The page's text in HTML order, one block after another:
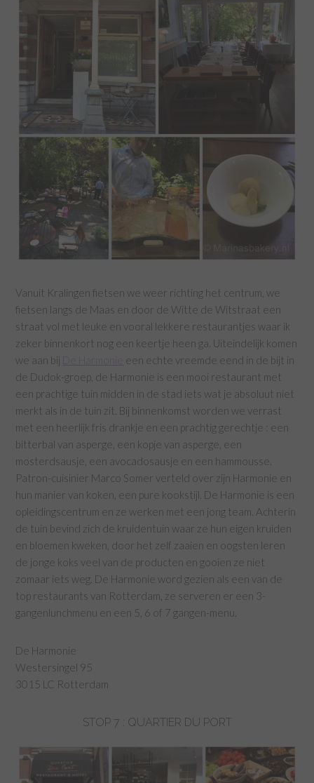
Vanuit Kralingen fietsen we weer richting het centrum, we
fietsen langs de Maas en door de Witte de Witstraat een
straat vol met leuke en vooral lekkere restaurantjes waar ik
zeker binnenkort nog een keertje heen ga. Uiteindelijk komen
we aan bij
een echte vreemde eend in de bijt in
de Dudok-groep, de Harmonie is een mooi restaurant met
een prachtige tuin midden in de stad iets wat je absoluut niet
merkt als in de tuin zit. Bij binnenkomst worden we verrast
met een heerlijk fris drankje en een prachtig gerechtje : een
bitterbal van asperge, een kopje van asperge, een
mosterdsausje, een avocadosausje en een hammousse.
Patron-cuisinier Marco Somer verteld over zijn Harmonie en
hun manier van koken, een pure kookstijl. De Harmonie is een
opleidingscentrum en ze werken met een jong team. Achterin
de tuin bevind zich de kruidentuin waar ze hun eigen kruiden
en bloemen kweken, door het zelf zaaien en oogsten leren
de jonge koks veel van de producten en gooien ze niet
zomaar iets weg. De Harmonie word gezien als een van de
top restaurants van Rotterdam, ze serveren er een 3-
gangenlunchmenu en een 5, 6 of 7 gangen-menu.
De Harmonie
Westersingel 95
3015 LC Rotterdam
STOP 7 : QUARTIER DU PORT